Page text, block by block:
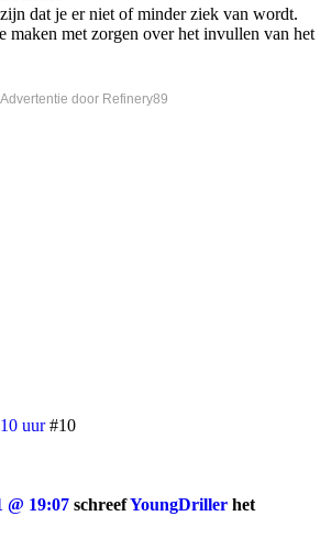
dat je er niet of minder ziek van wordt.
maken met zorgen over het invullen van het
door Refinery89
uur #10
@ 19:07 schreefYoungDriller het